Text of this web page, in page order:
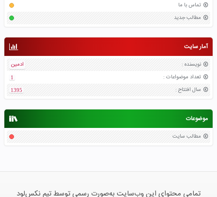
تماس با ما
مطالب جدید
آمار سایت
نویسنده :
ادمین
تعداد موضواعات :
1
سال افتتاح :
1395
موضوعات
مطالب سایت
تمامی محتوای این وب‌سایت به‌صورت رسمی توسط تیم نکس‌لود